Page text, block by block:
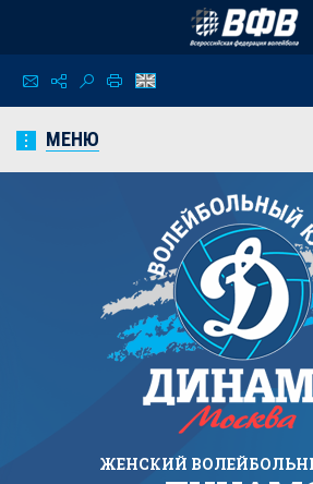
МЕНЮ
ЖЕНСКИЙ